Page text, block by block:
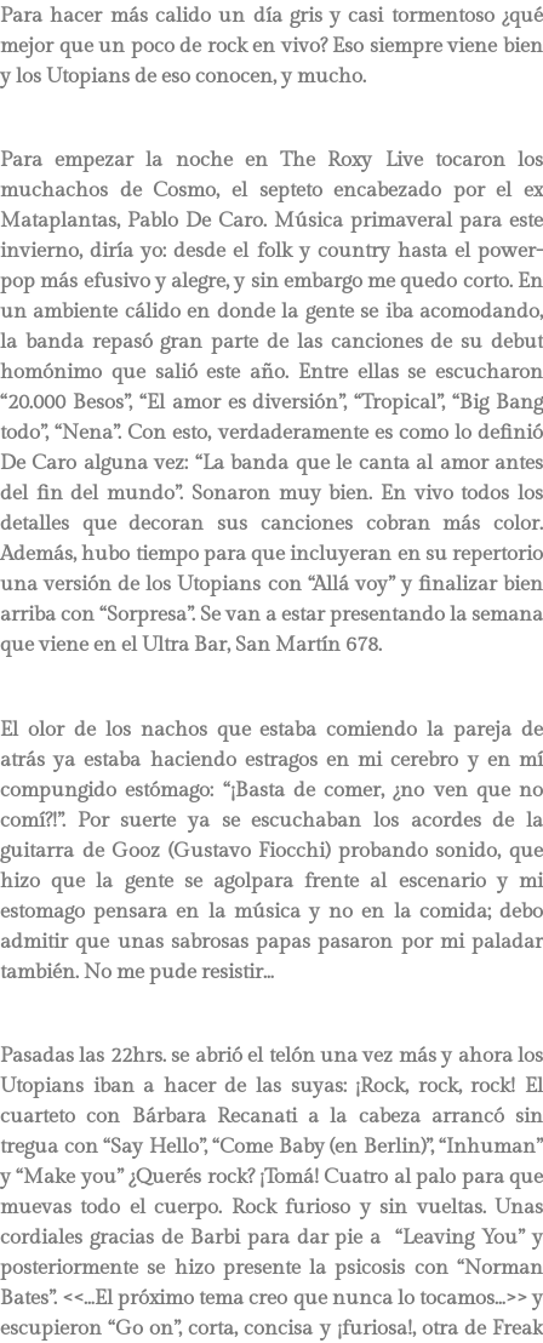
Para hacer más calido un día gris y casi tormentoso ¿qué
mejor que un poco de rock en vivo? Eso siempre viene bien
y los Utopians de eso conocen, y mucho.
Para empezar la noche en The Roxy Live tocaron los
muchachos de Cosmo, el septeto encabezado por el ex
Mataplantas, Pablo De Caro. Música primaveral para este
invierno, diría yo: desde el folk y country hasta el power-
pop más efusivo y alegre, y sin embargo me quedo corto. En
un ambiente cálido en donde la gente se iba acomodando,
la banda repasó gran parte de las canciones de su debut
homónimo que salió este año. Entre ellas se escucharon
“20.000 Besos”, “El amor es diversión”, “Tropical”, “Big Bang
todo”, “Nena”. Con esto, verdaderamente es como lo definió
De Caro alguna vez: “La banda que le canta al amor antes
del fin del mundo”. Sonaron muy bien. En vivo todos los
detalles que decoran sus canciones cobran más color.
Además, hubo tiempo para que incluyeran en su repertorio
una versión de los Utopians con “Allá voy” y finalizar bien
arriba con “Sorpresa”. Se van a estar presentando la semana
que viene en el Ultra Bar, San Martín 678.
El olor de los nachos que estaba comiendo la pareja de
atrás ya estaba haciendo estragos en mi cerebro y en mí
compungido estómago: “¡Basta de comer, ¿no ven que no
comí?!”. Por suerte ya se escuchaban los acordes de la
guitarra de Gooz (Gustavo Fiocchi) probando sonido, que
hizo que la gente se agolpara frente al escenario y mi
estomago pensara en la música y no en la comida; debo
admitir que unas sabrosas papas pasaron por mi paladar
también. No me pude resistir…
Pasadas las 22hrs. se abrió el telón una vez más y ahora los
Utopians iban a hacer de las suyas: ¡Rock, rock, rock! El
cuarteto con Bárbara Recanati a la cabeza arrancó sin
tregua con “Say Hello”, “Come Baby (en Berlin)”, “Inhuman”
y “Make you” ¿Querés rock? ¡Tomá! Cuatro al palo para que
muevas todo el cuerpo. Rock furioso y sin vueltas. Unas
cordiales gracias de Barbi para dar pie a “Leaving You” y
posteriormente se hizo presente la psicosis con “Norman
Bates”. <<…El próximo tema creo que nunca lo tocamos…>> y
escupieron “Go on”, corta, concisa y ¡furiosa!, otra de Freak